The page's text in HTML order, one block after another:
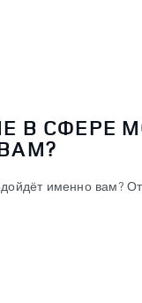
В СФЕРЕ
именно вам?